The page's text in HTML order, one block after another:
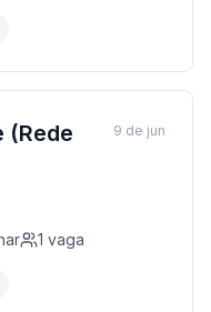
(Rede
1 vaga
9 de jun